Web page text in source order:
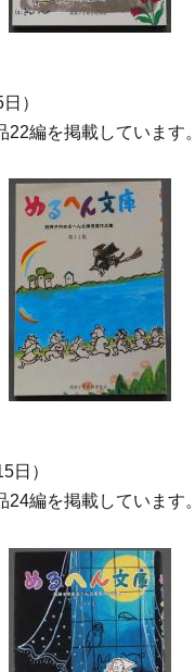
）
編を掲載しています。
日）
編を掲載しています。